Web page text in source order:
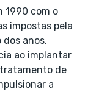
1990 com o
impostas pela
anos,
ao implantar
de
a